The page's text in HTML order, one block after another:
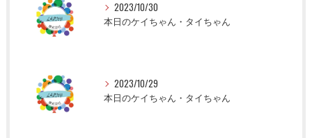
2023/10/30
本日のケイちゃん・タイちゃん
2023/10/29
本日のケイちゃん・タイちゃん